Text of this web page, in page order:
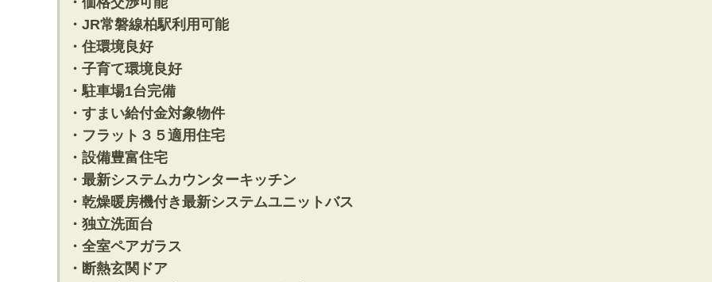
・JR常磐線柏駅利用可能
・住環境良好
・子育て環境良好
・駐車場1台完備
・すまい給付金対象物件
・フラット３５適用住宅
・設備豊富住宅
・最新システムカウンターキッチン
・乾燥暖房機付き最新システムユニットバス
・独立洗面台
・全室ペアガラス
・断熱玄関ドア